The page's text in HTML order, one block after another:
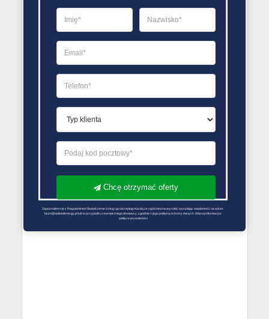
przeprowadzona próba ciśnieniowa zbiornika.
Wszystkie badania techniczne zbiorników na gaz
płynny są przeprowadzane przez UDT..
Chcę otrzymać oferty
Zapoznałem się z Regulaminem Świadczenie Usług i go akceptuję Każdą ze zgód można wycofać wysyłając wiadomość na adres
biuro@optimalenergy.pl lub w przypadku zewnętrznego dostawcy, zgodnie z jego polityką ochrony danych. Więcej informacji w
polityce prywatności